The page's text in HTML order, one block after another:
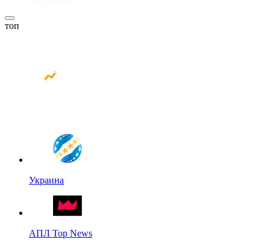
топ
Украина
АПЛ Top News